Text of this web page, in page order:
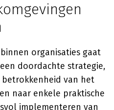
organisaties gaat
doordachte strategie,
van het
naar enkele praktische
implementeren van